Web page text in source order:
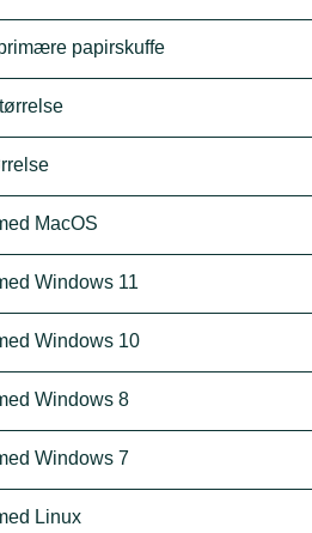
papirskuffe
MacOS
Windows 11
Windows 10
Windows 8
Windows 7
Linux